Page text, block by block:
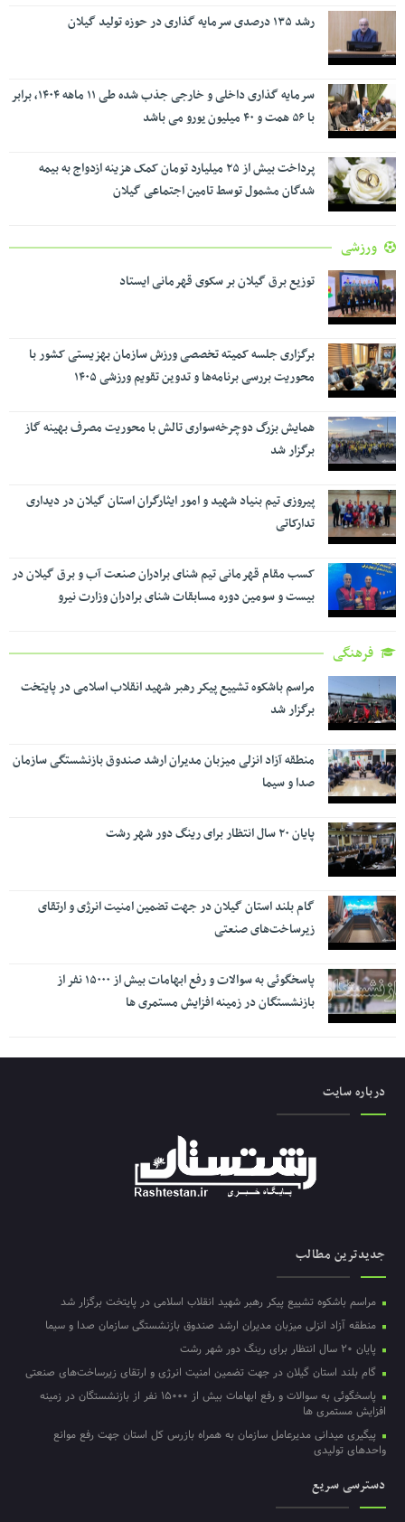
رشد ۱۳۵ درصدی سرمایه گذاری در حوزه تولید گیلان
سرمایه گذاری داخلی و خارجی جذب شده طی ۱۱ ماهه ۱۴۰۴، برابر
با ۵۶ همت و ۴۰ میلیون یورو می باشد
پرداخت بیش از ۲۵ میلیارد تومان کمک هزینه ازدواج به بیمه
شدگان مشمول توسط تامین اجتماعی گیلان
ورزشی
توزیع برق گیلان بر سکوی قهرمانی ایستاد
برگزاری جلسه کمیته تخصصی ورزش سازمان بهزیستی کشور با
محوریت بررسی برنامه‌ها و تدوین تقویم ورزشی ۱۴۰۵
همایش بزرگ دوچرخه‌سواری تالش با محوریت مصرف بهینه گاز
برگزار شد
پیروزی تیم بنیاد شهید و امور ایثارگران استان گیلان در دیداری
تدارکاتی
کسب مقام قهرمانی تیم شنای برادران صنعت آب و برق گیلان در
بیست و سومین دوره مسابقات شنای برادران وزارت نیرو
فرهنگی
مراسم باشکوه تشییع پیکر رهبر شهید انقلاب اسلامی در پایتخت
برگزار شد
منطقه آزاد انزلی میزبان مدیران ارشد صندوق بازنشستگی سازمان
صدا و سیما
پایان ۲۰ سال انتظار برای رینگ دور شهر رشت
گام بلند استان گیلان در جهت تضمین امنیت انرژی و ارتقای
زیرساخت‌های صنعتی
پاسخگوئی به سوالات و رفع ابهامات بیش از ۱۵۰۰۰ نفر از
بازنشستگان در زمینه افزایش مستمری ها
درباره سایت
جدیدترین مطالب
مراسم باشکوه تشییع پیکر رهبر شهید انقلاب اسلامی در پایتخت برگزار شد
منطقه آزاد انزلی میزبان مدیران ارشد صندوق بازنشستگی سازمان صدا و سیما
پایان ۲۰ سال انتظار برای رینگ دور شهر رشت
گام بلند استان گیلان در جهت تضمین امنیت انرژی و ارتقای زیرساخت‌های صنعتی
پاسخگوئی به سوالات و رفع ابهامات بیش از ۱۵۰۰۰ نفر از بازنشستگان در زمینه
افزایش مستمری ها
پیگیری میدانی مدیرعامل سازمان به همراه بازرس کل استان جهت رفع موانع
واحدهای تولیدی
دسترسی سریع